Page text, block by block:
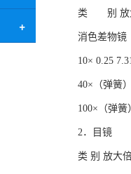
类 别 放大
消色差物镜
10× 0.25
40×（弹簧
100×（弹簧
2．目镜
类 别 放大